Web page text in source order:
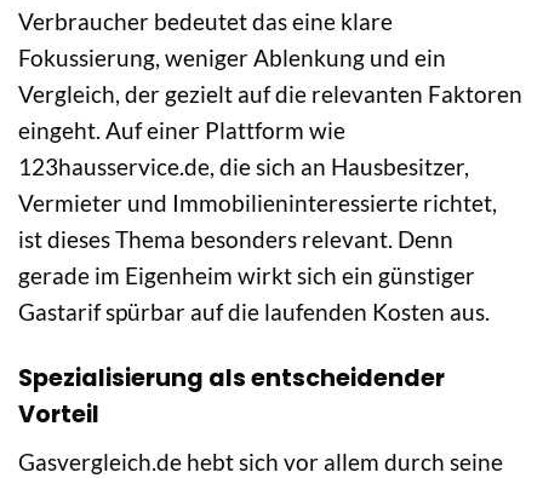
Verbraucher bedeutet das eine klare
Fokussierung, weniger Ablenkung und ein
Vergleich, der gezielt auf die relevanten Faktoren
eingeht. Auf einer Plattform wie
123hausservice.de, die sich an Hausbesitzer,
Vermieter und Immobilieninteressierte richtet,
ist dieses Thema besonders relevant. Denn
gerade im Eigenheim wirkt sich ein günstiger
Gastarif spürbar auf die laufenden Kosten aus.
Spezialisierung als entscheidender
Vorteil
Gasvergleich.de hebt sich vor allem durch seine